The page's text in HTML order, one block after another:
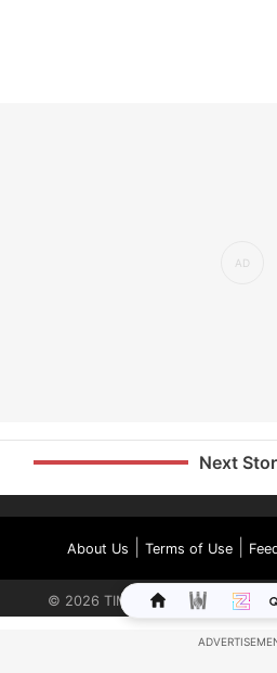
Next
About Us Terms of Use|
© 2026 TIMES INTERNET